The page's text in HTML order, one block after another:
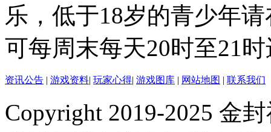
乐，低于18岁的青少年
可每周末每天20时至21
资讯公告 | 游戏资料| 玩家心得| 游戏图库 | 网站地图 | 联系我们
Copyright 2019-2025 金